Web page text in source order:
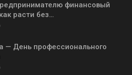
финансовый
расти без…
— День профессионального